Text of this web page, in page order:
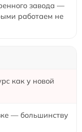
завода —
работаем не
как у новой
— большинству